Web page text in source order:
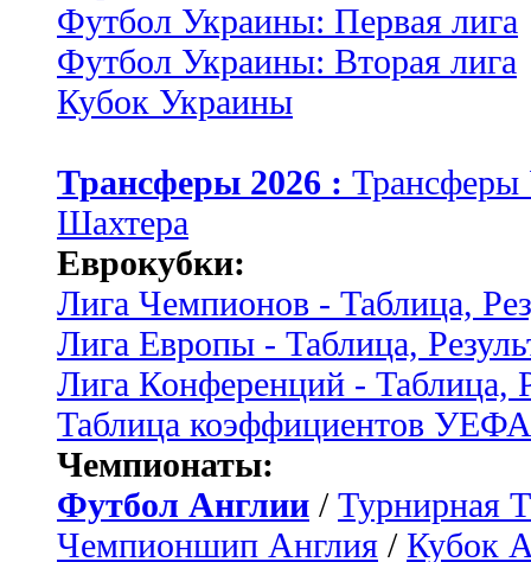
Футбол Украины: Первая лига
Футбол Украины: Вторая лига
Кубок Украины
Трансферы 2026 :
Шахтера
Еврокубки:
Лига Чемпионов - Таблица,
Лига Европы - Таблица,
Лига Конференций - Таблица,
Таблица коэффициентов УЕФА
Чемпионаты:
Футбол Англии / Турнирная
Чемпионшип Англия / Кубок